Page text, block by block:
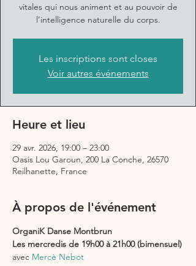
vitales qui nous animent et au pouvoir de
l’intelligence naturelle du corps.
Les inscriptions sont closes
Voir autres événements
Heure et lieu
29 avr. 2026, 19:00 – 23:00
Oasis Lou Garoun, 200 La Conche, 26570
Reilhanette, France
À propos de l'événement
OrganiK Danse Montbrun
Les mercredis de 19h00 à 21h00 (bimensuel)
avec Mercè Nebot